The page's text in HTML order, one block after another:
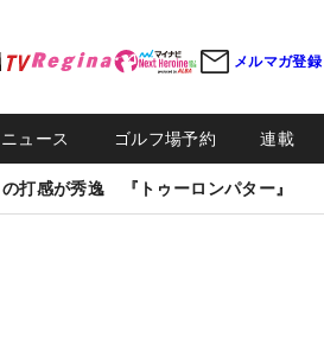
メルマガ登録
ュース ゴルフ場予約 連載
打感が秀逸 『トゥーロンパター』